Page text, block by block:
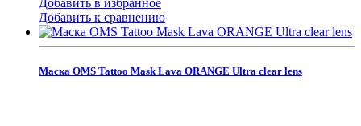
Добавить к сравнению
Маска OMS Tattoo Mask Lava ORANGE Ultra clear lens